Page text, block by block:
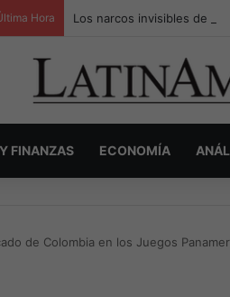
Hora Los narcos invisibles de
FINANZAS ECONOMÍA
de Colombia en los Juegos